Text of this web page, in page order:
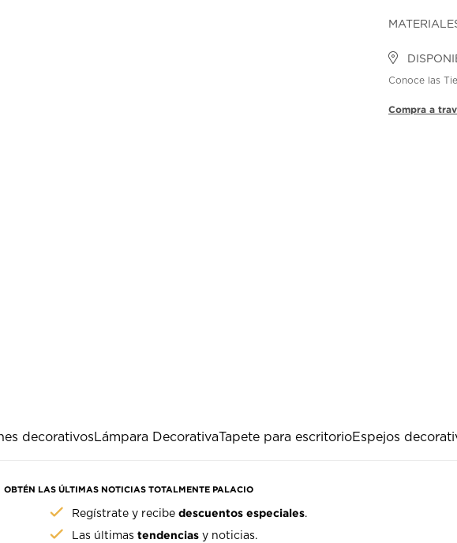
Conoce las
Compra a
decorativosLámpara DecorativaTapete para escritorioEspejos
OBTÉN LAS ÚLTIMAS NOTICIAS TOTALMENTE PALACIO
Regístrate y recibedescuentos especiales.
Las últimastendencias y noticias.